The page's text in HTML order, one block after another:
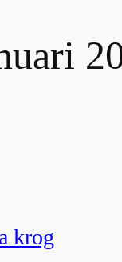
krog